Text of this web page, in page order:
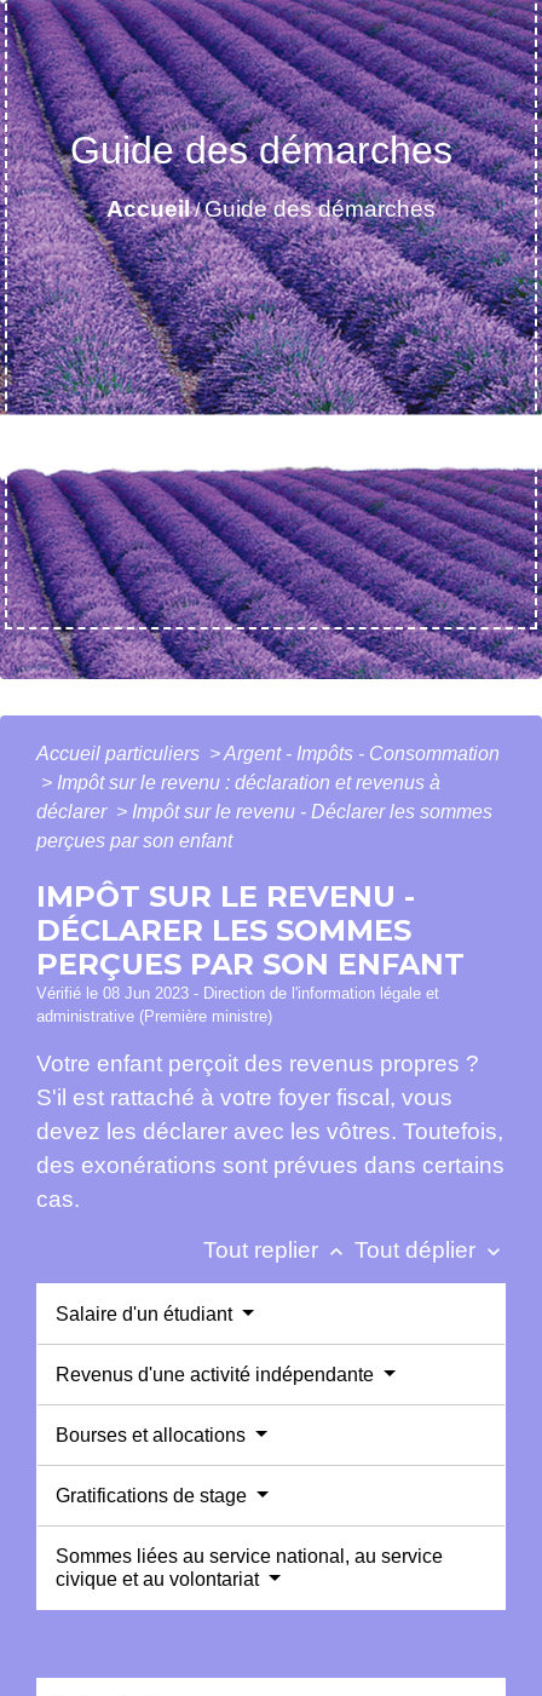
Guide des démarches
Accueil/Guide des démarches
Accueil particuliers >Argent - Impôts - Consommation
> Impôt sur le revenu : déclaration et revenus à
déclarer > Impôt sur le revenu - Déclarer les sommes
perçues par son enfant
IMPÔT SUR LE REVENU -
DÉCLARER LES SOMMES
PERÇUES PAR SON ENFANT
Vérifié le 08 Jun 2023 - Direction de l'information légale et
administrative (Première ministre)
Votre enfant perçoit des revenus propres ?
S'il est rattaché à votre foyer fiscal, vous
devez les déclarer avec les vôtres. Toutefois,
des exonérations sont prévues dans certains
cas.
Tout replier keyboard_arrow_up Tout déplier keyboard_arrow_down
Salaire d'un étudiant
Revenus d'une activité indépendante
Bourses et allocations
Gratifications de stage
Sommes liées au service national, au service
civique et au volontariat